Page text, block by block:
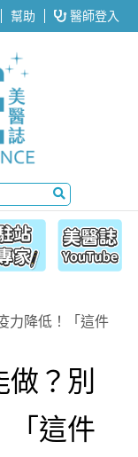
幫助 醫師登入
力降低！「這件
？別
「這件